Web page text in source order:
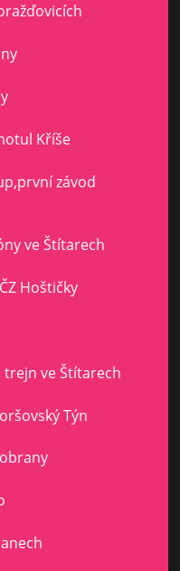
Kříše
závod
ve Štítarech
Hoštičky
trejn ve Štítarech
Týn